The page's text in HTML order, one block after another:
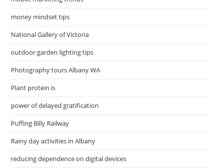
money mindset tips
National Gallery of Victoria
outdoor garden lighting tips
Photography tours Albany WA
Plant protein is
power of delayed gratification
Puffing Billy Railway
Rainy day activities in Albany
reducing dependence on digital devices